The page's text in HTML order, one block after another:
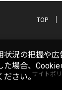
TOP
サイトポ
状況の把握や
た場合、
ださい。